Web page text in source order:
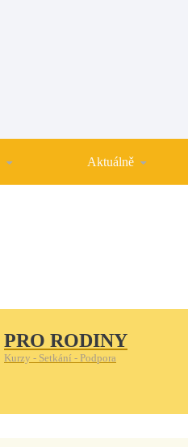
Aktuálně
PRO RODINY
Kurzy - Setkání - Podpora